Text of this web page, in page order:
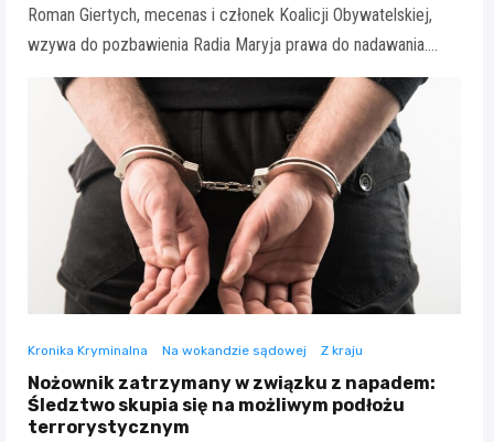
Roman Giertych, mecenas i członek Koalicji Obywatelskiej,
wzywa do pozbawienia Radia Maryja prawa do nadawania.…
Kronika Kryminalna Na wokandzie sądowej Z kraju
Nożownik zatrzymany w związku z napadem:
Śledztwo skupia się na możliwym podłożu
terrorystycznym